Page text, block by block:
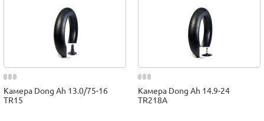
Камера Dong Ah 13.0/75-16
TR15
Камера Dong Ah 14.9-24
TR218A